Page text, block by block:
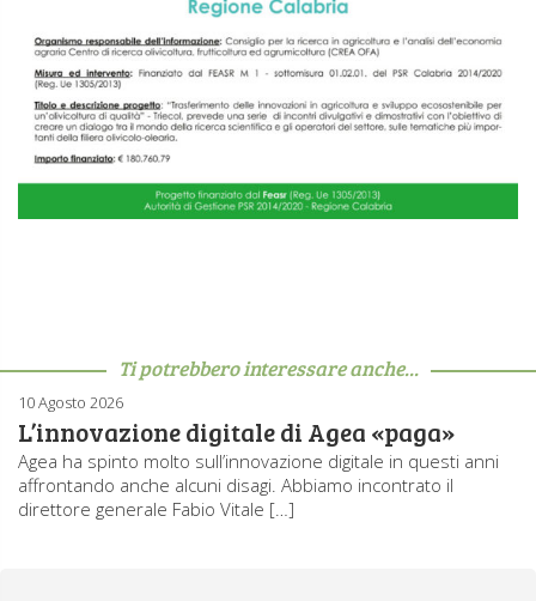
Ti potrebbero interessare anche...
10 Agosto 2026
L’innovazione digitale di Agea «paga»
Agea ha spinto molto sull’innovazione digitale in questi anni
affrontando anche alcuni disagi. Abbiamo incontrato il
direttore generale Fabio Vitale […]